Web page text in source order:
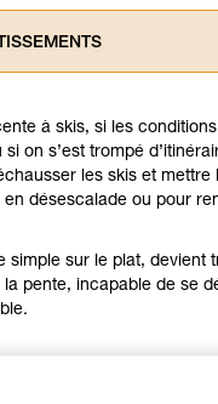
Vous devez avoir
de la notice
comprendre ce
et un entraînement
professionnel votre
seul, en toute
à skis, si les
on s’est trompé
les skis et mettre
en désescalade ou pour
simple sur le plat, devient
pente, incapable de se